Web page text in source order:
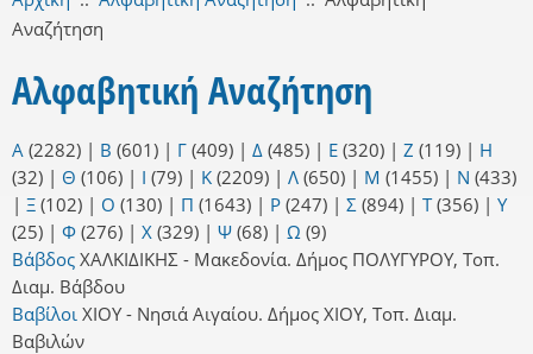
Αναζήτηση
Αλφαβητική Αναζήτηση
Α (2282) | Β (601) | Γ (409) | Δ (485) | Ε (320) | Ζ (119) | Η
(32) | Θ (106) | Ι (79) | Κ (2209) | Λ (650) | Μ (1455) | Ν (433)
| Ξ (102) | Ο (130) | Π (1643) | Ρ (247) | Σ (894) | Τ(356) | Υ
(25) | Φ (276) | Χ (329) | Ψ (68) | Ω (9)
Βάβδος ΧΑΛΚΙΔΙΚΗΣ - Μακεδονία. Δήμος ΠΟΛΥΓΥΡΟΥ, Τοπ.
Διαμ. Βάβδου
Βαβίλοι ΧΙΟΥ - Νησιά Αιγαίου. Δήμος ΧΙΟΥ, Τοπ. Διαμ.
Βαβιλών